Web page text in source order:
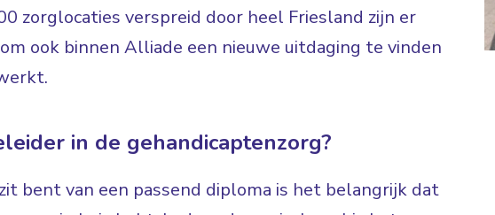
zorglocaties verspreid door heel Friesland zijn er
ook binnen Alliade een nieuwe uitdaging te vinden
in de gehandicaptenzorg?
bent van een passend diploma is het belangrijk dat